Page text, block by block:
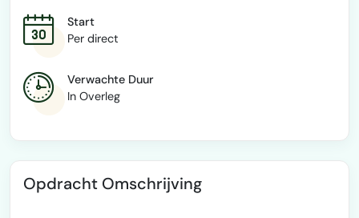
Start
Per direct
Verwachte Duur
In Overleg
Opdracht Omschrijving